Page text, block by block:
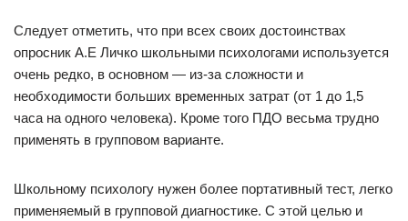
Следует отметить, что при всех своих достоинствах
опросник А.Е Личко школьными психологами используется
очень редко, в основном — из-за сложности и
необходимости больших временных затрат (от 1 до 1,5
часа на одного человека). Кроме того ПДО весьма трудно
применять в групповом варианте.
Школьному психологу нужен более портативный тест, легко
применяемый в групповой диагностике. С этой целью и